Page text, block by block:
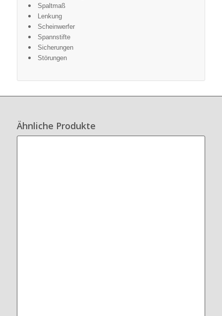
Spaltmaß
Lenkung
Scheinwerfer
Spannstifte
Sicherungen
Störungen
Ähnliche Produkte